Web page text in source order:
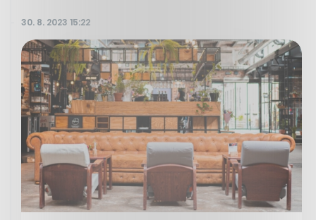
30. 8. 2023 15:22